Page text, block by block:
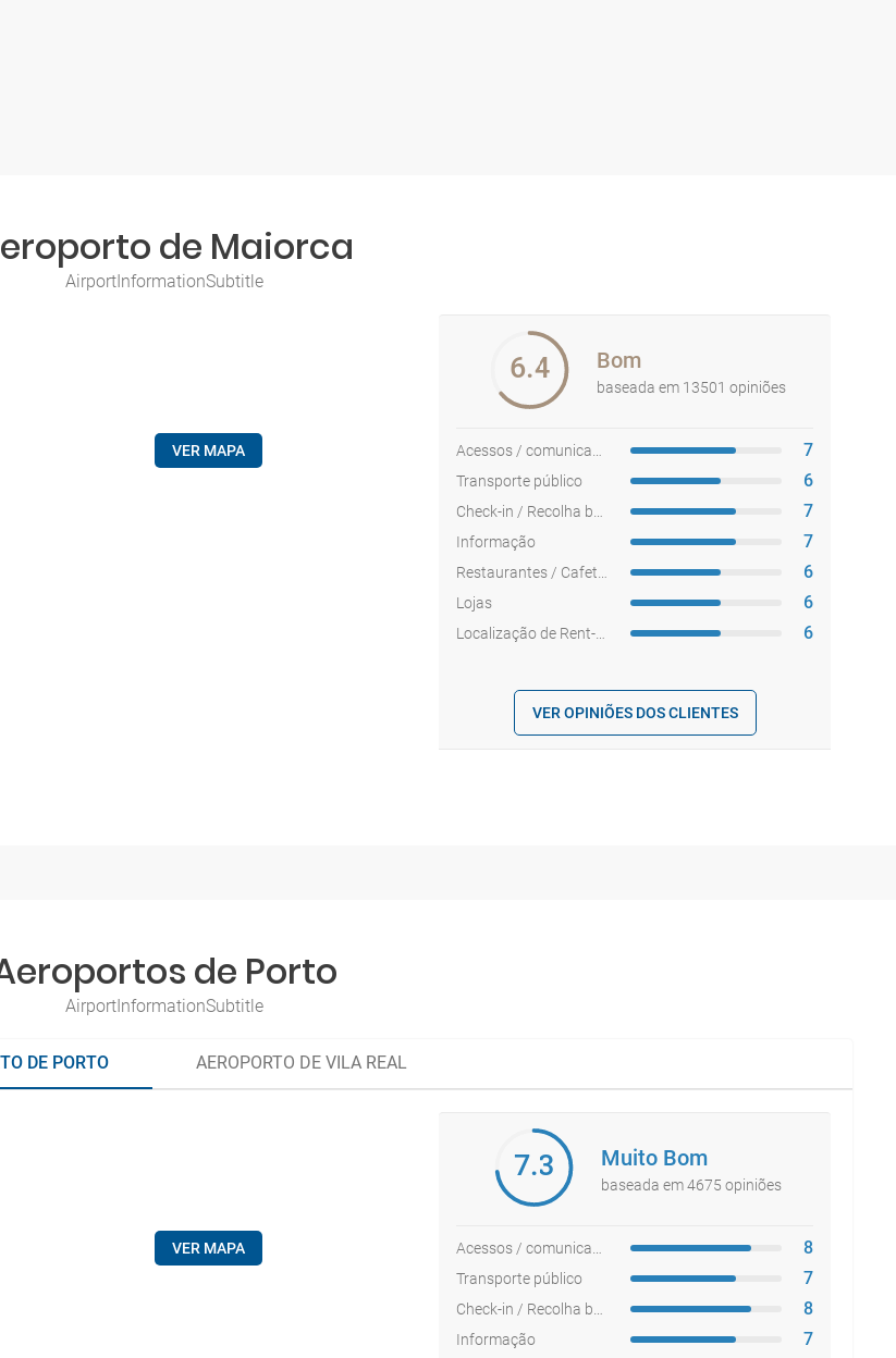
de Maiorca
AirportInformationSubtitle
VER MAPA
6.4 Bom
baseada em 13501 opiniões
7
Transporte público 6
7
Informação 7
6
Lojas 6
6
VER OPINIÕES DOS CLIENTES
de Porto
AirportInformationSubtitle
DE PORTO AEROPORTO DE VILA REAL
VER MAPA
7.3 Muito Bom
baseada em 4675 opiniões
8
Transporte público 7
8
Informação 7